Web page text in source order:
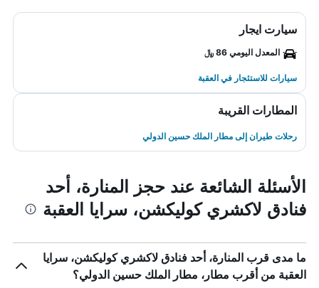
سيارت ايجار
المعدل اليومي 86 ﷼
سيارات للاستئجار في العقبة
المطارات القريبة
رحلات طيران إلى مطار الملك حسين الدولي
الأسئلة الشائعة عند حجز المنارة، أحد
فنادق لاكشري كوليكشن، سرايا العقبة
ما مدى قرب المنارة، أحد فنادق لاكشري كوليكشن، سرايا
العقبة من أقرب مطار، مطار الملك حسين الدولي؟